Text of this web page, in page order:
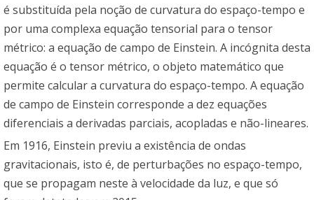
é substituída pela noção de curvatura do espaço-tempo e
por uma complexa equação tensorial para o tensor
métrico: a equação de campo de Einstein. A incógnita desta
equação é o tensor métrico, o objeto matemático que
permite calcular a curvatura do espaço-tempo. A equação
de campo de Einstein corresponde a dez equações
diferenciais a derivadas parciais, acopladas e não-lineares.
Em 1916, Einstein previu a existência de ondas
gravitacionais, isto é, de perturbações no espaço-tempo,
que se propagam neste à velocidade da luz, e que só